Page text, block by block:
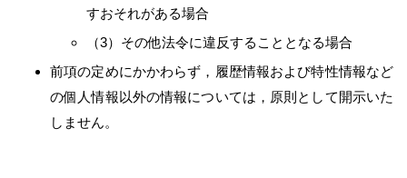
すおそれがある場合
（3）その他法令に違反することとなる場合
前項の定めにかかわらず，履歴情報および特性情報など
の個人情報以外の情報については，原則として開示いた
しません。